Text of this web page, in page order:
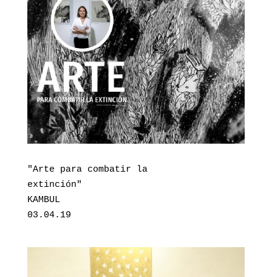
"Arte para combatir la
extinción"
KAMBUL
03.04.19